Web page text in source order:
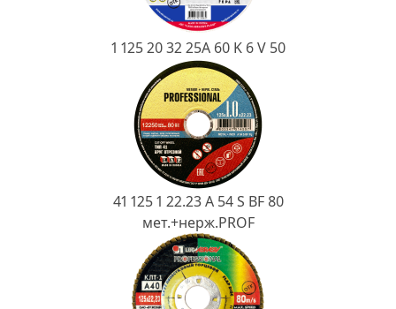
1 125 20 32 25А 60 K 6 V 50
41 125 1 22.23 A 54 S BF 80
мет.+нерж.PROF